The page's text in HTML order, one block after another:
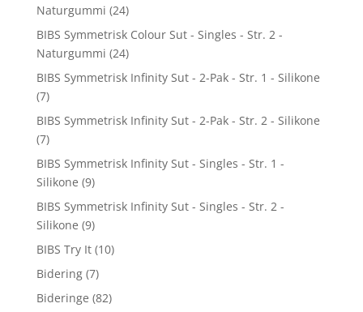
Naturgummi (24)
BIBS Symmetrisk Colour Sut - Singles - Str. 2 -
Naturgummi (24)
BIBS Symmetrisk Infinity Sut - 2-Pak - Str. 1 - Silikone
(7)
BIBS Symmetrisk Infinity Sut - 2-Pak - Str. 2 - Silikone
(7)
BIBS Symmetrisk Infinity Sut - Singles - Str. 1 -
Silikone (9)
BIBS Symmetrisk Infinity Sut - Singles - Str. 2 -
Silikone (9)
BIBS Try It (10)
Bidering (7)
Bideringe (82)